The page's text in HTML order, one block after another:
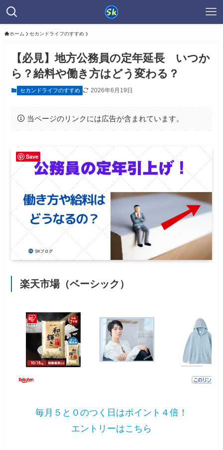
ホーム セカンドライフのすすめ
【必見】地方公務員の定年延長 いつか
ら？給料や働き方はどう変わる？
セカンドライフのすすめ 2026年6月19日
当ページのリンクには広告が含まれています。
楽天市場（ベーシック）
毎月５と０のつく日はポイント４倍！
エントリーはこちら
Save